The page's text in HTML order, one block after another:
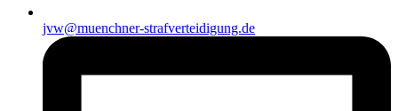
jvw@muenchner-strafverteidigung.de